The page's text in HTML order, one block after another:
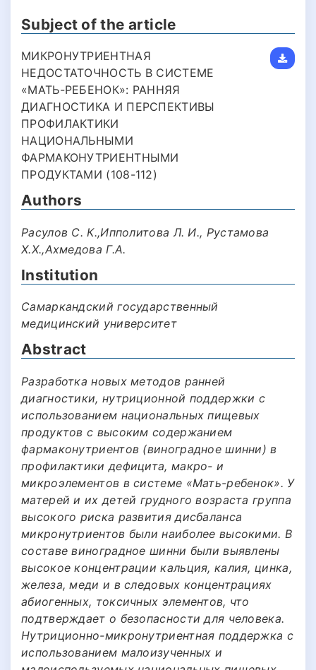
Subject of the article
МИКРОНУТРИЕНТНАЯ
НЕДОСТАТОЧНОСТЬ В СИСТЕМЕ
«МАТЬ-РЕБЕНОК»: РАННЯЯ
ДИАГНОСТИКА И ПЕРСПЕКТИВЫ
ПРОФИЛАКТИКИ
НАЦИОНАЛЬНЫМИ
ФАРМАКОНУТРИЕНТНЫМИ
ПРОДУКТАМИ (108-112)
Authors
Расулов С. К.,Ипполитова Л. И., Рустамова
Х.Х.,Ахмедова Г.А.
Institution
Самаркандский государственный
медицинский университет
Abstract
Разработка новых методов ранней
диагностики, нутриционной поддержки с
использованием национальных пищевых
продуктов с высоким содержанием
фармаконутриентов (виноградное шинни) в
профилактики дефицита, макро- и
микроэлементов в системе «Мать-ребенок». У
матерей и их детей грудного возраста группа
высокого риска развития дисбаланса
микронутриентов были наиболее высокими. В
составе виноградное шинни были выявлены
высокое концентрации кальция, калия, цинка,
железа, меди и в следовых концентрациях
абиогенных, токсичных элементов, что
подтверждает о безопасности для человека.
Нутриционно-микронутриентная поддержка с
использованием малоизученных и